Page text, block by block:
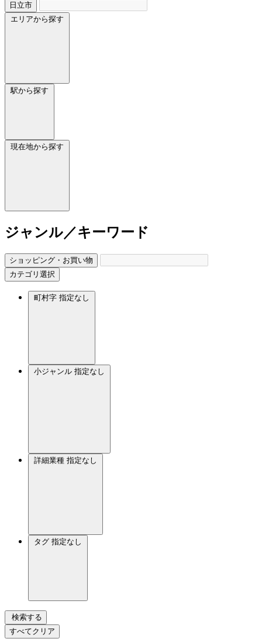
日立市
エリアから探す
駅から探す
現在地から探す
ジャンル／キーワード
ショッピング・お買い物
カテゴリ選択
町村字 指定なし
小ジャンル 指定なし
詳細業種 指定なし
タグ 指定なし
検索する
すべてクリア